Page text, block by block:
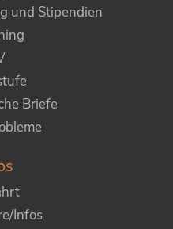
und Stipendien
Briefe
Infos